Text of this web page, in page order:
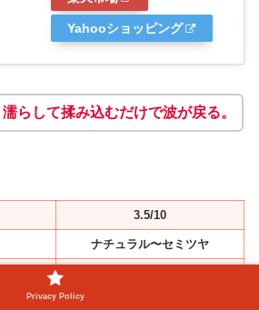
Yahooショッピング
らして揉み込むだけで波が戻る。
3.5/10
ナチュラル〜セミツヤ
Privacy Policy